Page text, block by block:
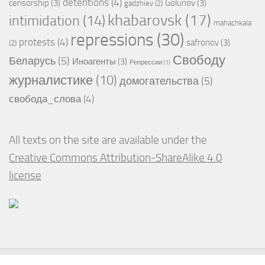
censorship (3) detentions (4) gadzhiev(2) Golunov (3)
intimidation (14) khabarovsk (17) mahachkala
(2) protests (4) repressions (30) safronov (3)
Беларусь (5) Иноагенты (3) Репрессии(1) Свободу
журналистике (10) домогательства (5)
свобода_слова(4)
All texts on the site are available under the
Creative Commons Attribution-ShareAlike 4.0
license